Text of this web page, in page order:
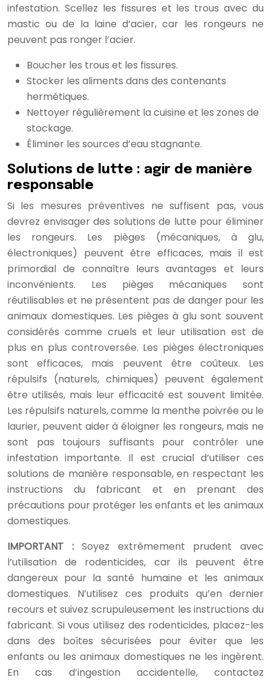
infestation. Scellez les fissures et les trous avec du
mastic ou de la laine d’acier, car les rongeurs ne
peuvent pas ronger l’acier.
Boucher les trous et les fissures.
Stocker les aliments dans des contenants
hermétiques.
Nettoyer régulièrement la cuisine et les zones de
stockage.
Éliminer les sources d’eau stagnante.
Solutions de lutte : agir de manière
responsable
Si les mesures préventives ne suffisent pas, vous
devrez envisager des solutions de lutte pour éliminer
les rongeurs. Les pièges (mécaniques, à glu,
électroniques) peuvent être efficaces, mais il est
primordial de connaître leurs avantages et leurs
inconvénients. Les pièges mécaniques sont
réutilisables et ne présentent pas de danger pour les
animaux domestiques. Les pièges à glu sont souvent
considérés comme cruels et leur utilisation est de
plus en plus controversée. Les pièges électroniques
sont efficaces, mais peuvent être coûteux. Les
répulsifs (naturels, chimiques) peuvent également
être utilisés, mais leur efficacité est souvent limitée.
Les répulsifs naturels, comme la menthe poivrée ou le
laurier, peuvent aider à éloigner les rongeurs, mais ne
sont pas toujours suffisants pour contrôler une
infestation importante. Il est crucial d’utiliser ces
solutions de manière responsable, en respectant les
instructions du fabricant et en prenant des
précautions pour protéger les enfants et les animaux
domestiques.
IMPORTANT :Soyez extrêmement prudent avec
l’utilisation de rodenticides, car ils peuvent être
dangereux pour la santé humaine et les animaux
domestiques. N’utilisez ces produits qu’en dernier
recours et suivez scrupuleusement les instructions du
fabricant. Si vous utilisez des rodenticides, placez-les
dans des boîtes sécurisées pour éviter que les
enfants ou les animaux domestiques ne les ingèrent.
En cas d’ingestion accidentelle, contactez